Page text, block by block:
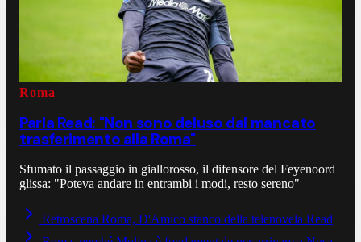
Roma
Parla Read: "Non sono deluso dal mancato
trasferimento alla Roma"
Sfumato il passaggio in giallorosso, il difensore del Feyenoord
glissa: "Poteva andare in entrambi i modi, resto sereno"
Retroscena Roma, D'Amico stanco della telenovela Read